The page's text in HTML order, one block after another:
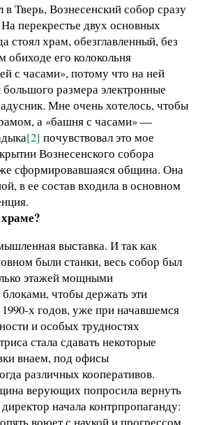
Тверь, Вознесенский собор сразу
перекрестье двух основных
стоял храм, обезглавленный, без
обиходе его колокольня
с часами», потому что на ней
размера электронные
Мне очень хотелось, чтобы
а «башня с часами» —
[2] почувствовал это мое
Вознесенского собора
сформировавшаяся община. Она
в ее состав входила в основном
выставка. И так как
были станки, весь собор был
этажей мощными
чтобы держать эти
годов, уже при начавшемся
и особых трудностях
стала сдавать некоторые
внаем, под офисы
различных кооперативов.
верующих попросила вернуть
начала контрпропаганду: